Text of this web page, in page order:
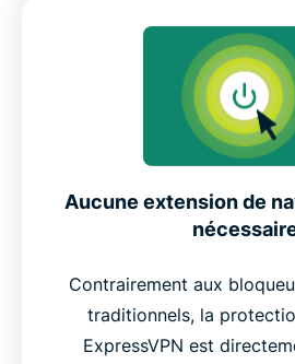
Aucune extension de
Contrairement aux
traditionnels, la
ExpressVPN est